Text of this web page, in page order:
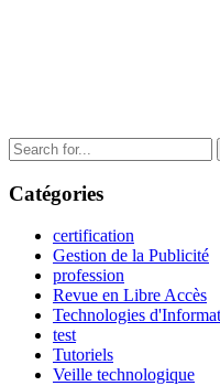
Search
for:
Catégories
certification
Gestion de la Publicité
profession
Revue en Libre Accès
Technologies
test
Tutoriels
Veille technologique